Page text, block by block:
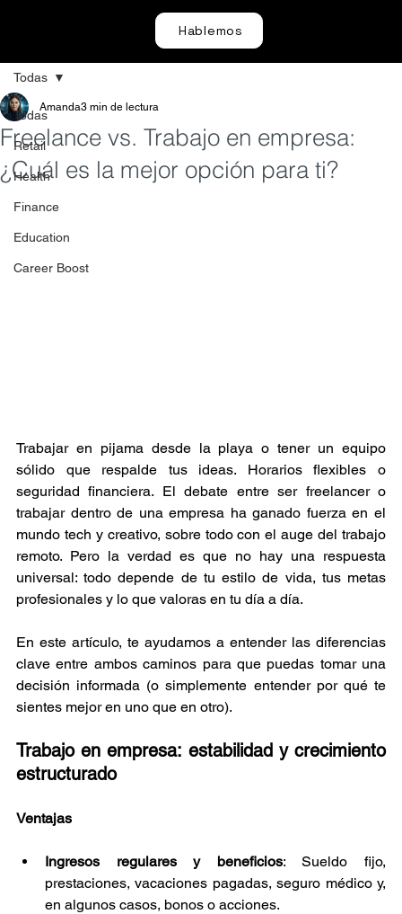
Hablemos
Todas
Retail
Health
Finance
Education
Career Boost
Todas
Freelance vs. Trabajo en empresa:
¿Cuál es la mejor opción para ti?
Amanda3 min de lectura
Trabajar en pijama desde la playa o tener un equipo
sólido que respalde tus ideas. Horarios flexibles o
seguridad financiera. El debate entre ser freelancer o
trabajar dentro de una empresa ha ganado fuerza en el
mundo tech y creativo, sobre todo con el auge del trabajo
remoto. Pero la verdad es que no hay una respuesta
universal: todo depende de tu estilo de vida, tus metas
profesionales y lo que valoras en tu día a día.
En este artículo, te ayudamos a entender las diferencias
clave entre ambos caminos para que puedas tomar una
decisión informada (o simplemente entender por qué te
sientes mejor en uno que en otro).
Trabajo en empresa: estabilidad y crecimiento
estructurado
Ventajas
Ingresos regulares y beneficios: Sueldo fijo,
prestaciones, vacaciones pagadas, seguro médico y,
en algunos casos, bonos o acciones.